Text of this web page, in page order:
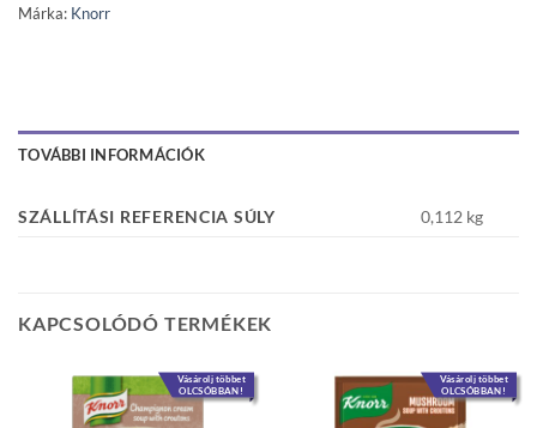
Márka: Knorr
TOVÁBBI INFORMÁCIÓK
SZÁLLÍTÁSI REFERENCIA SÚLY 0,112 kg
KAPCSOLÓDÓ TERMÉKEK
Vásárolj többet
OLCSÓBBAN!
Vásárolj többet
OLCSÓBBAN!